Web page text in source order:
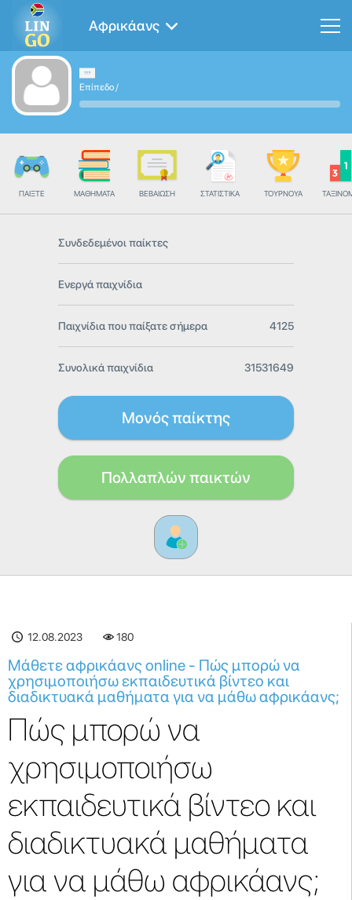
Αφρικάανς
Επίπεδο/
ΠΑΊΞΤΕ ΜΑΘΉΜΑΤΑ ΒΕΒΑΊΩΣΗ ΣΤΑΤΙΣΤΙΚΆ ΤΟΥΡΝΟΥΆ
Συνδεδεμένοι παίκτες
Ενεργά παιχνίδια
Παιχνίδια που παίξατε σήμερα 4125
Συνολικά παιχνίδια 31531649
Μονός παίκτης
Πολλαπλών παικτών
12.08.2023 180
Μάθετε αφρικάανς online - Πώς μπορώ να
χρησιμοποιήσω εκπαιδευτικά βίντεο και
διαδικτυακά μαθήματα για να μάθω αφρικάανς;
Πώς μπορώ να
χρησιμοποιήσω
εκπαιδευτικά βίντεο και
διαδικτυακά μαθήματα
για να μάθω αφρικάανς;